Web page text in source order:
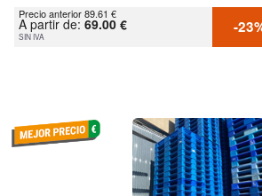
Precio anterior 89.61 €
A partir de: 69.00 €
SIN IVA -